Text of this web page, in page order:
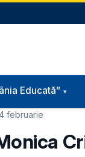
Educată”
februarie